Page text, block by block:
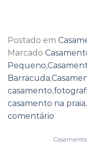
Postado em
Marcado
Pequeno,
Barracuda,
casamento,
casamento na praia,
comentário